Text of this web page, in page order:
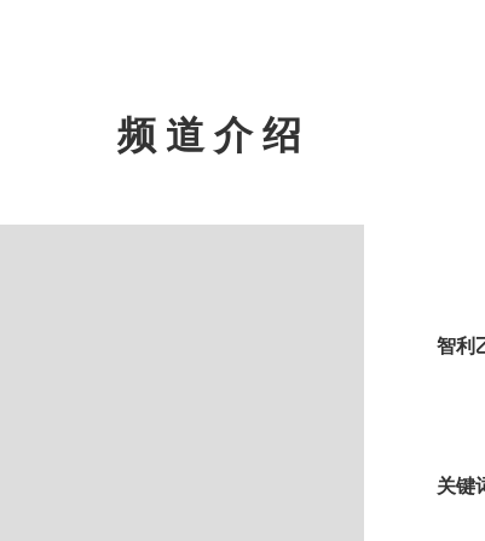
频道介绍
智利
关键